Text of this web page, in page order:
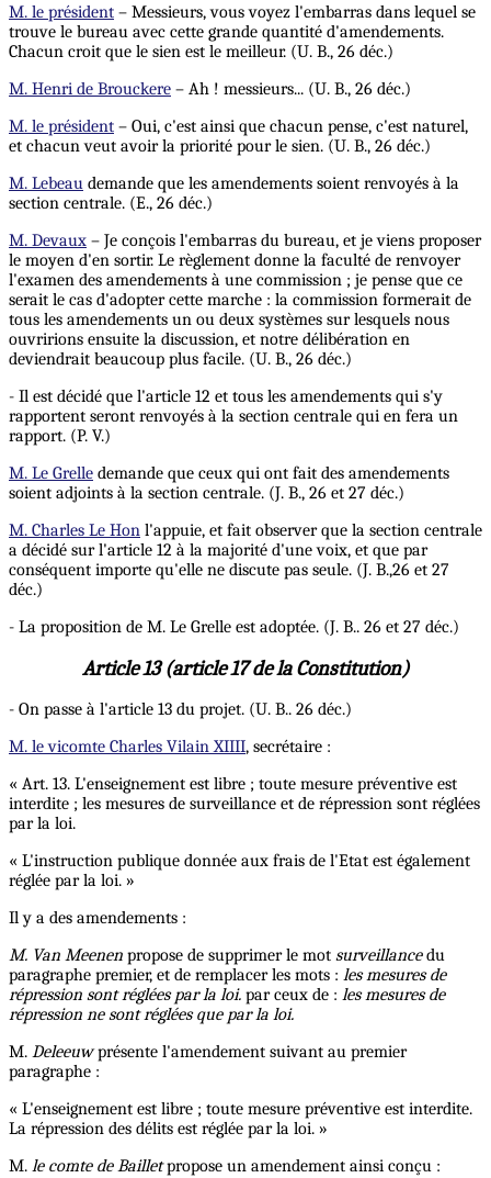
M. le président – Messieurs, vous voyez l'embarras dans lequel se
trouve le bureau avec cette grande quantité d'amendements.
Chacun croit que le sien est le meilleur. (U. B., 26 déc.)
M. Henri de Brouckere – Ah ! messieurs... (U. B., 26 déc.)
M. le président – Oui, c'est ainsi que chacun pense, c'est naturel,
et chacun veut avoir la priorité pour le sien. (U. B., 26 déc.)
M. Lebeau demande que les amendements soient renvoyés à la
section centrale. (E., 26 déc.)
M. Devaux – Je conçois l'embarras du bureau, et je viens proposer
le moyen d'en sortir. Le règlement donne la faculté de renvoyer
l'examen des amendements à une commission ; je pense que ce
serait le cas d'adopter cette marche : la commission formerait de
tous les amendements un ou deux systèmes sur lesquels nous
ouvririons ensuite la discussion, et notre délibération en
deviendrait beaucoup plus facile. (U. B., 26 déc.)
- Il est décidé que l'article 12 et tous les amendements qui s'y
rapportent seront renvoyés à la section centrale qui en fera un
rapport. (P. V.)
M. Le Grelle demande que ceux qui ont fait des amendements
soient adjoints à la section centrale. (J. B., 26 et 27 déc.)
M. Charles Le Hon l'appuie, et fait observer que la section centrale
a décidé sur l'article 12 à la majorité d'une voix, et que par
conséquent importe qu'elle ne discute pas seule. (J. B.,26 et 27
déc.)
- La proposition de M. Le Grelle est adoptée. (J. B.. 26 et 27 déc.)
Article 13 (article 17 de la Constitution)
- On passe à l'article 13 du projet. (U. B.. 26 déc.)
M. le vicomte Charles Vilain XIIII, secrétaire :
« Art. 13. L'enseignement est libre ; toute mesure préventive est
interdite ; les mesures de surveillance et de répression sont réglées
par la loi.
« L'instruction publique donnée aux frais de l'Etat est également
réglée par la loi. »
Il y a des amendements :
M. Van Meenen propose de supprimer le mot surveillancedu
paragraphe premier, et de remplacer les mots : les mesures de
répression sont réglées par la loi. par ceux de : les mesures de
répression ne sont réglées que par la loi.
M. Deleeuwprésente l'amendement suivant au premier
paragraphe :
« L'enseignement est libre ; toute mesure préventive est interdite.
La répression des délits est réglée par la loi. »
M. le comte de Bailletpropose un amendement ainsi conçu :